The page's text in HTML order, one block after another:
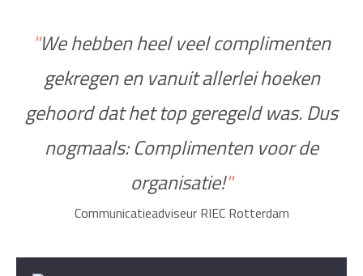
"We hebben heel veel complimenten
gekregen en vanuit allerlei hoeken
gehoord dat het top geregeld was. Dus
nogmaals: Complimenten voor de
organisatie!"
Communicatieadviseur RIEC Rotterdam